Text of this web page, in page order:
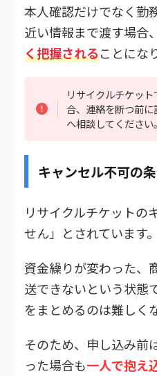
本人確認だけでなく勤
近い情報まで渡す場合、
く把握されることにな
リサイクルチケッ
合、連絡を断つ前
へ相談してください。
キャンセル不可の
リサイクルチケットの
せん」とされています。
資金繰りが変わった、
送できないという状態
をまとめるのは難しく
そのため、申し込み前
った場合も一人で抱え